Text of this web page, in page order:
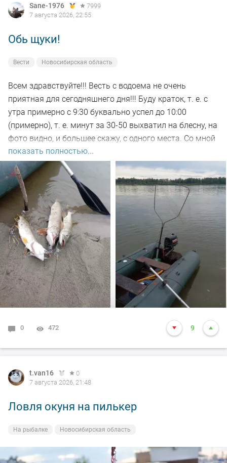
Sane-1976
7999
7 августа 2026, 22:55
Обь щуки!
Вести Новосибирская область
Всем здравствуйте!!! Весть с водоема не очень
приятная для сегодняшнего дня!!! Буду краток, т. е. с
утра примерно с 9:30 буквально успел до 10:00
(примерно), т. е. минут за 30-50 выхватил на блесну, на
фото видно, и большее скажу, с одного места. Со мной
был рыбак, который рыбачил с берега, т. е. я его увез
на остров на белую рыбу, а сам дальше, как обычно, по
корягам. Уже много написал)))). Так вот, сегодня
долбил до вечера выхода не как от слова совсем!!! Но
произошло не которое событие. Я предупредил деда
т.е собирайся домой, а сам от него 100м. И в отвес
между бревен я опустил блесну и понятно толи зацеп,
толи рыба, да оказалось опять дур махина, но я думаю
14-15 это точно. Так вот она меня помучила и я ее в
подскак, сильно ударила и в сплеск. Как так
получилось что в посадке осталась одна блесна. Ну и
как всегда вам нхнч!!!
показать полностью...
0 472 9
t.van16
0
7 августа 2026, 21:48
Ловля окуня на пилькер
На рыбалке Новосибирская область